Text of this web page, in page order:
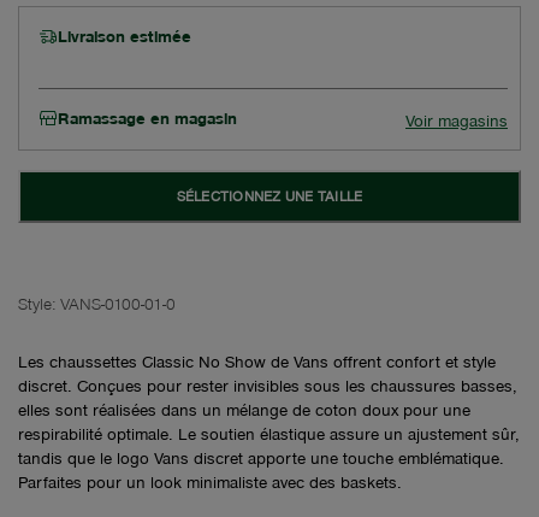
Livraison estimée
Ramassage en magasin Voir magasins
SÉLECTIONNEZ UNE TAILLE
Style: VANS-0100-01-0
Les chaussettes Classic No Show de Vans offrent confort et style
discret. Conçues pour rester invisibles sous les chaussures basses,
elles sont réalisées dans un mélange de coton doux pour une
respirabilité optimale. Le soutien élastique assure un ajustement sûr,
tandis que le logo Vans discret apporte une touche emblématique.
Parfaites pour un look minimaliste avec des baskets.